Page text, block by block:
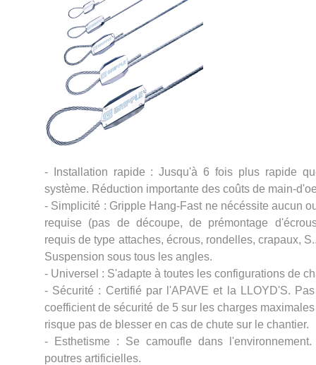
- Installation rapide : Jusqu'à 6 fois plus rapide
système. Réduction importante des coûts de main-
- Simplicité : Gripple Hang-Fast ne nécéssite aucun
requise (pas de découpe, de prémontage
requis de type attaches, écrous, rondelles, crapaux,
Suspension sous tous les angles.
- Universel : S'adapte à toutes les configurations de
- Sécurité : Certifié par l'APAVE et la LLOYD'S.
coefficient de sécurité de 5 sur les charges
risque pas de blesser en cas de chute sur le chantier.
- Esthetisme : Se camoufle dans
poutres artificielles.